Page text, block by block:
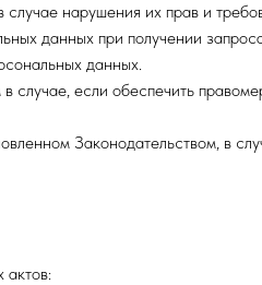
нарушения их прав и
данных при получении запроса
данных.
случае, если обеспечить
Законодательством, в